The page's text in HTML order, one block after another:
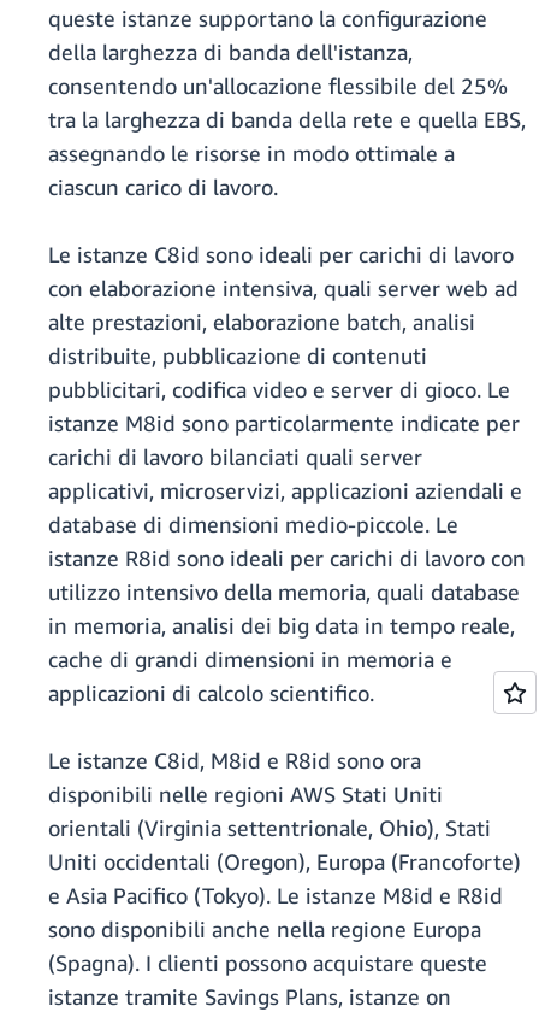
queste istanze supportano la configurazione
della larghezza di banda dell'istanza,
consentendo un'allocazione flessibile del 25%
tra la larghezza di banda della rete e quella EBS,
assegnando le risorse in modo ottimale a
ciascun carico di lavoro.
Le istanze C8id sono ideali per carichi di lavoro
con elaborazione intensiva, quali server web ad
alte prestazioni, elaborazione batch, analisi
distribuite, pubblicazione di contenuti
pubblicitari, codifica video e server di gioco. Le
istanze M8id sono particolarmente indicate per
carichi di lavoro bilanciati quali server
applicativi, microservizi, applicazioni aziendali e
database di dimensioni medio-piccole. Le
istanze R8id sono ideali per carichi di lavoro con
utilizzo intensivo della memoria, quali database
in memoria, analisi dei big data in tempo reale,
cache di grandi dimensioni in memoria e
applicazioni di calcolo scientifico.
Le istanze C8id, M8id e R8id sono ora
disponibili nelle regioni AWS Stati Uniti
orientali (Virginia settentrionale, Ohio), Stati
Uniti occidentali (Oregon), Europa (Francoforte)
e Asia Pacifico (Tokyo). Le istanze M8id e R8id
sono disponibili anche nella regione Europa
(Spagna). I clienti possono acquistare queste
istanze tramite Savings Plans, istanze on